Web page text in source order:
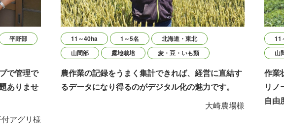
で管理で
ありませ
アグリ様
平野部
農作業の記録をうまく集計できれば、経営に直結す
るデータになり得るのがデジタル化の魅力です。
大崎農場様
11～40ha 1～5名
北海道・東北
山間部
露地栽培 麦・豆・いも類
作業
リノ
自由
11
山